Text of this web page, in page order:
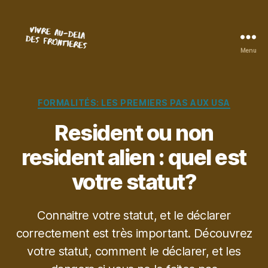
frontières
Menu
Catégories
FORMALITÉS: LES PREMIERS PAS AUX USA
Resident ou non
resident alien : quel est
votre statut?
Connaitre votre statut, et le déclarer
correctement est très important. Découvrez
votre statut, comment le déclarer, et les